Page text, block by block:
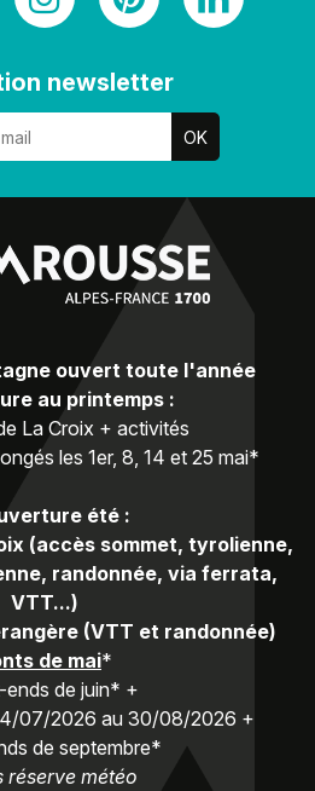
newsletter
ouvert toute l'année
au printemps :
La Croix + activités
les 1er, 8, 14 et 25 mai*
été :
(accès sommet, tyrolienne,
randonnée, via ferrata,
VTT...)
(VTT et randonnée)
de mai*
ends de juin* +
07/2026 au 30/08/2026 +
de septembre*
réserve météo